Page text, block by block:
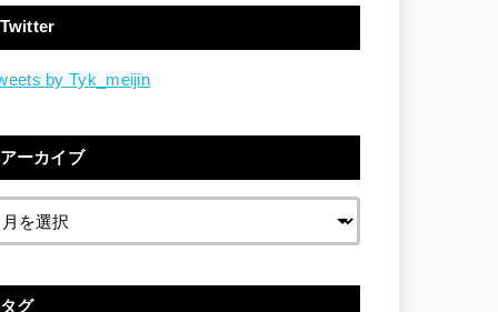
Twitter
by Tyk_meijin
アーカイブ
タグ